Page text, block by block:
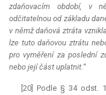
zdaňovacím období, v
odčitatelnou od základu
v němž daňová ztráta
lze tuto daňovou ztrátu
pro vyměření za poslední
nebo její část uplatnit.“
[20] Podle § 34 odst.